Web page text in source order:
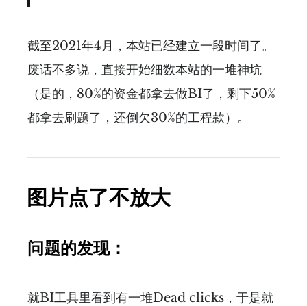
截至2021年4月，本站已经建立一段时间了。
废话不多说，直接开始细数本站的一堆神坑
（是的，80%的资金都拿去做BI了，剩下50%
都拿去刷题了，还倒欠30%的工程款）。
图片点了不放大
问题的发现：
就BI工具里看到有一堆Dead clicks，于是就